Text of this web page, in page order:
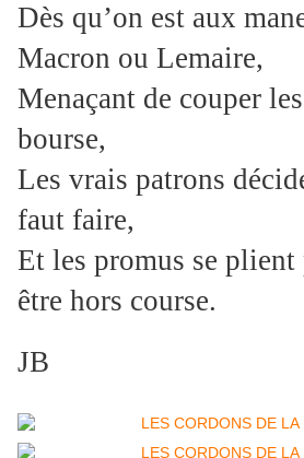
Dès qu’on est aux
Macron ou Lemaire,
Menaçant de couper
bourse,
Les vrais patrons
faut faire,
Et les promus se plient
être hors course.
JB